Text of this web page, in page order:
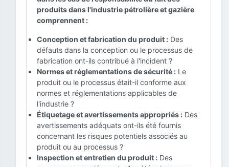
produits dans l'industrie pétrolière et gazière
comprennent :
Conception et fabrication du produit : Des
défauts dans la conception ou le processus de
fabrication ont-ils contribué à l'incident ?
Normes et réglementations de sécurité : Le
produit ou le processus était-il conforme aux
normes et réglementations applicables de
l'industrie ?
Étiquetage et avertissements appropriés : Des
avertissements adéquats ont-ils été fournis
concernant les risques potentiels associés au
produit ou au processus ?
Inspection et entretien du produit : Des